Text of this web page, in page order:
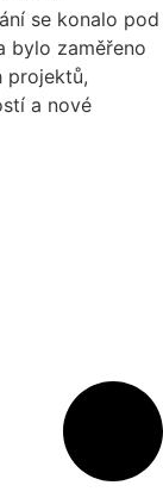
se konalo pod
bylo zaměřeno
projektů,
a nové